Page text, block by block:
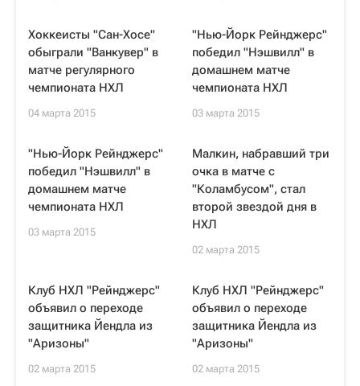
Хоккеисты "Сан-Хосе"
обыграли "Ванкувер" в
матче регулярного
чемпионата НХЛ
04 марта 2015
"Нью-Йорк Рейнджерс"
победил "Нэшвилл" в
домашнем матче
чемпионата НХЛ
03 марта 2015
"Нью-Йорк Рейнджерс"
победил "Нэшвилл" в
домашнем матче
чемпионата НХЛ
03 марта 2015
Малкин, набравший три
очка в матче с
"Коламбусом", стал
второй звездой дня в
НХЛ
02 марта 2015
Клуб НХЛ "Рейнджерс"
объявил о переходе
защитника Йендла из
"Аризоны"
02 марта 2015
Клуб НХЛ "Рейнджерс"
объявил о переходе
защитника Йендла из
"Аризоны"
02 марта 2015